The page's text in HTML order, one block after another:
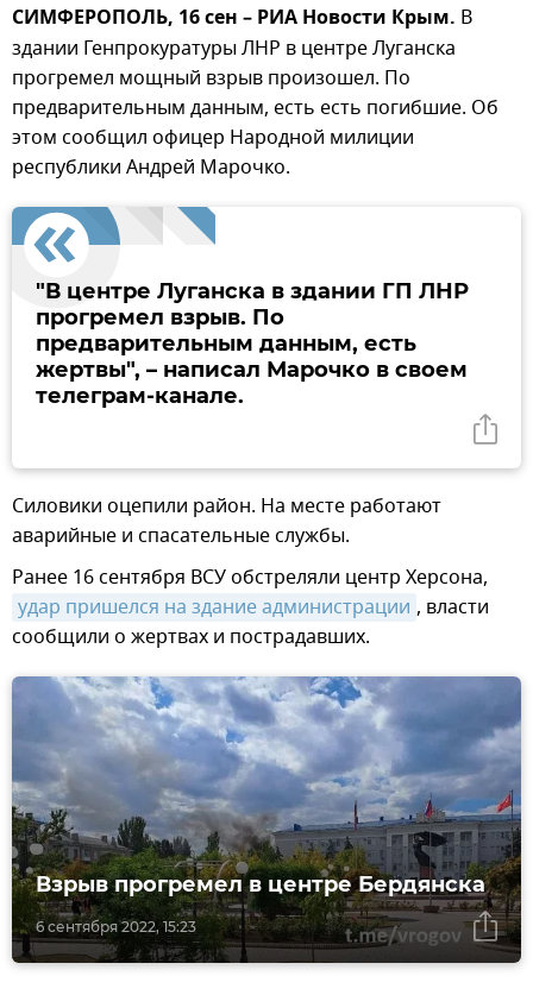
СИМФЕРОПОЛЬ, 16 сен – РИА Новости Крым. В
здании Генпрокуратуры ЛНР в центре Луганска
прогремел мощный взрыв произошел. По
предварительным данным, есть есть погибшие. Об
этом сообщил офицер Народной милиции
республики Андрей Марочко.
"В центре Луганска в здании ГП ЛНР
прогремел взрыв. По
предварительным данным, есть
жертвы", – написал Марочко в своем
телеграм-канале.
Силовики оцепили район. На месте работают
аварийные и спасательные службы.
Ранее 16 сентября ВСУ обстреляли центр Херсона,
удар пришелся на здание администрации , власти
сообщили о жертвах и пострадавших.
6 сентября 2022, 15:23
Взрыв прогремел в центре Бердянска